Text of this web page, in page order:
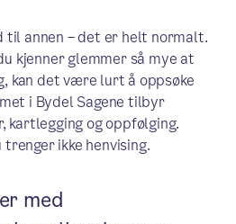
annen – det er helt normalt.
kjenner glemmer så mye at
kan det være lurt å oppsøke
i Bydel Sagene tilbyr
kartlegging og oppfølging.
ikke henvising.
med